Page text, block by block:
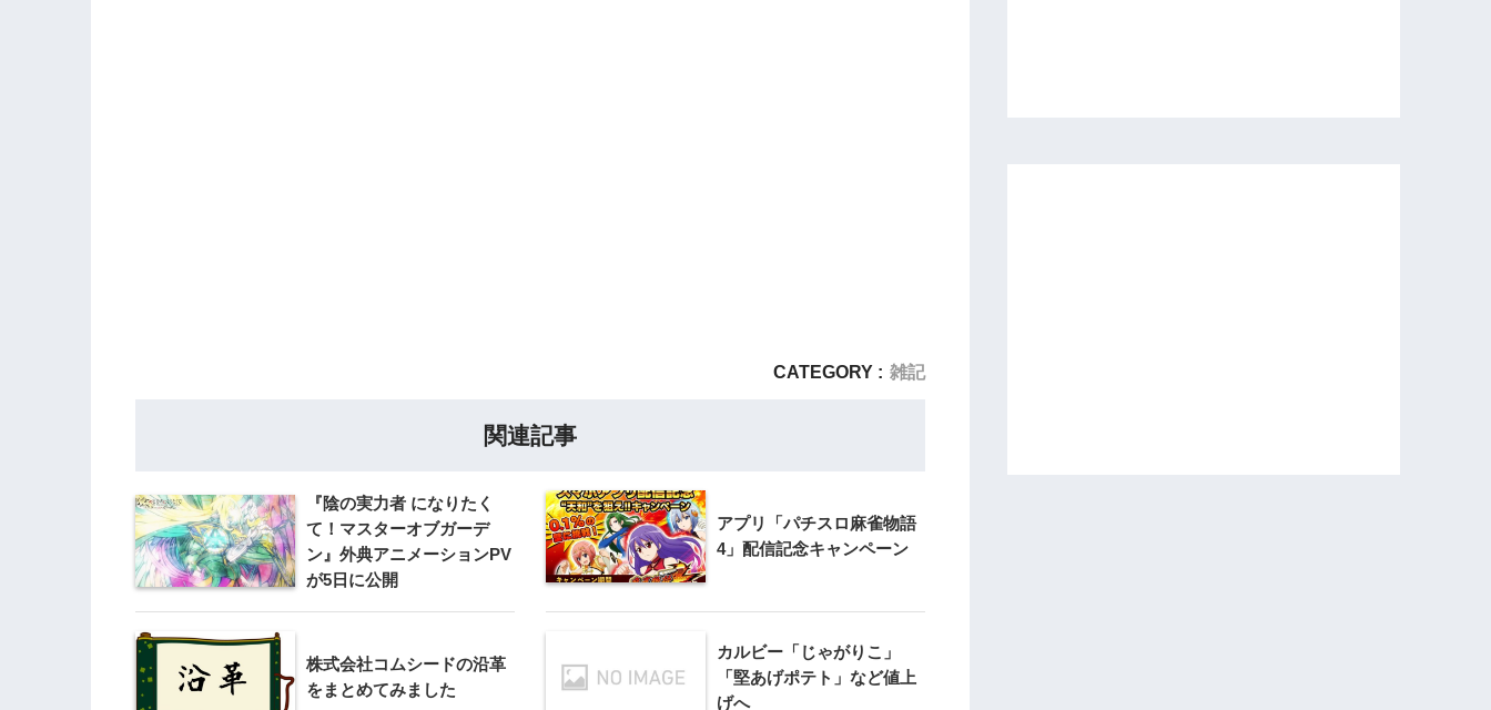
CATEGORY : 雑記
関連記事
『陰の実力者 になりたく
て！マスターオブガーデ
ン』外典アニメーションPV
が5日に公開
アプリ「パチスロ麻雀物語
4」配信記念キャンペーン
株式会社コムシードの沿革
をまとめてみました
カルビー「じゃがりこ」
「堅あげポテト」など値上
げへ